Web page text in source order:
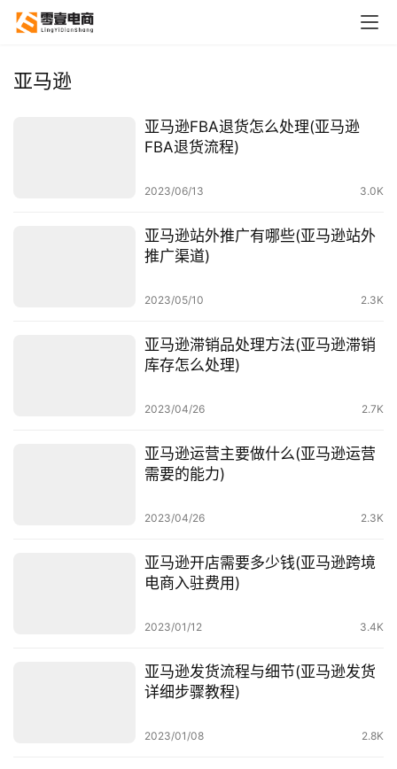
亚马逊
亚马逊FBA退货怎么处理(亚马逊
FBA退货流程)
2023/06/13 3.0K
亚马逊站外推广有哪些(亚马逊站外
推广渠道)
2023/05/10 2.3K
亚马逊滞销品处理方法(亚马逊滞销
库存怎么处理)
2023/04/26 2.7K
亚马逊运营主要做什么(亚马逊运营
需要的能力)
2023/04/26 2.3K
亚马逊开店需要多少钱(亚马逊跨境
电商入驻费用)
2023/01/12 3.4K
亚马逊发货流程与细节(亚马逊发货
详细步骤教程)
2023/01/08 2.8K